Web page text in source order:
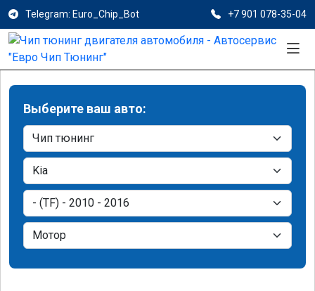
Telegram: Euro_Chip_Bot +7 901 078-35-04
Выберите ваш авто: